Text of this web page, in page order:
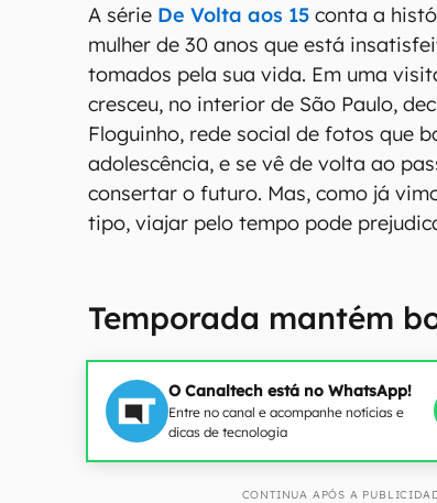
A série De Volta aos 15 conta a
mulher de 30 anos que está
tomados pela sua vida. Em uma
cresceu, no interior de São Paulo,
Floguinho, rede social de fotos que
adolescência, e se vê de volta ao
consertar o futuro. Mas, como já
tipo, viajar pelo tempo pode
Temporada mantém
O Canaltech está no WhatsApp!
Entre no canal e acompanhe notícias e
dicas de tecnologia
CONTINUA APÓS A